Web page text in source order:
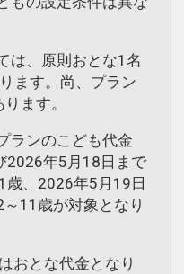
は、原則おとな1名
ます。尚、プラン
ます。
ランのこども代金
2026年5月18日まで
歳、2026年5月19日
11歳が対象となり
おとな代金となり